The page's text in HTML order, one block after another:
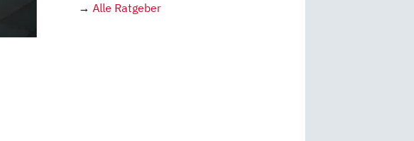
→ Alle Ratgeber